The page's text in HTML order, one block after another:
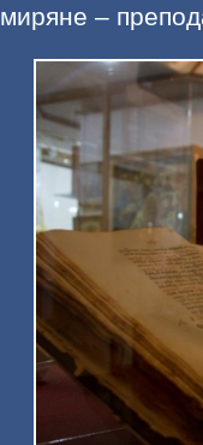
миряне –